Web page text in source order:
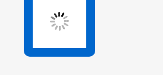
quantità